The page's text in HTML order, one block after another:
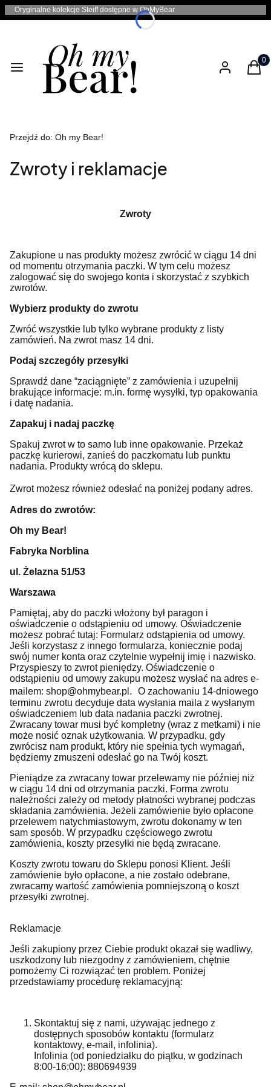
Oryginalne kolekcje Steiff dostępne w OhMyBear
Menu Zaloguj się
Przejdź do: Oh my Bear!
Zwroty i reklamacje
Zwroty
Zakupione u nas produkty możesz zwrócić w ciągu 14 dni
od momentu otrzymania paczki. W tym celu możesz
zalogować się do swojego konta i skorzystać z szybkich
zwrotów.
Wybierz produkty do zwrotu
Zwróć wszystkie lub tylko wybrane produkty z listy
zamówień. Na zwrot masz 14 dni.
Podaj szczegóły przesyłki
Sprawdź dane “zaciągnięte” z zamówienia i uzupełnij
brakujące informacje: m.in. formę wysyłki, typ opakowania
i datę nadania.
Zapakuj i nadaj paczkę
Spakuj zwrot w to samo lub inne opakowanie. Przekaż
paczkę kurierowi, zanieś do paczkomatu lub punktu
nadania. Produkty wrócą do sklepu.
Zwrot możesz również odesłać na poniżej podany adres.
Adres do zwrotów:
Oh my Bear!
Fabryka Norblina
ul. Żelazna 51/53
Warszawa
Pamiętaj, aby do paczki włożony był paragon i
oświadczenie o odstąpieniu od umowy. Oświadczenie
możesz pobrać tutaj: Formularz odstąpienia od umowy.
Jeśli korzystasz z innego formularza, koniecznie podaj
swój numer konta oraz czytelnie wypełnij imię i nazwisko.
Przyspieszy to zwrot pieniędzy. Oświadczenie o
odstąpieniu od umowy zakupu możesz wysłać na adres e-
mailem: shop@ohmybear.pl. O zachowaniu 14-dniowego
terminu zwrotu decyduje data wysłania maila z wysłanym
oświadczeniem lub data nadania paczki zwrotnej.
Zwracany towar musi być kompletny (wraz z metkami) i nie
może nosić oznak użytkowania. W przypadku, gdy
zwrócisz nam produkt, który nie spełnia tych wymagań,
będziemy zmuszeni odesłać go na Twój koszt.
Pieniądze za zwracany towar przelewamy nie później niż
w ciągu 14 dni od otrzymania paczki. Forma zwrotu
należności zależy od metody płatności wybranej podczas
składania zamówienia. Jeżeli zamówienie było opłacone
przelewem natychmiastowym, zwrotu dokonamy w ten
sam sposób. W przypadku częściowego zwrotu
zamówienia, koszty przesyłki nie będą zwracane.
Koszty zwrotu towaru do Sklepu ponosi Klient. Jeśli
zamówienie było opłacone, a nie zostało odebrane,
zwracamy wartość zamówienia pomniejszoną o koszt
przesyłki zwrotnej.
Reklamacje
Jeśli zakupiony przez Ciebie produkt okazał się wadliwy,
uszkodzony lub niezgodny z zamówieniem, chętnie
pomożemy Ci rozwiązać ten problem. Poniżej
przedstawiamy procedurę reklamacyjną:
Skontaktuj się z nami, używając jednego z
dostępnych sposobów kontaktu (formularz
kontaktowy, e-mail, infolinia).
Infolinia (od poniedziałku do piątku, w godzinach
8:00-16:00): 880694939